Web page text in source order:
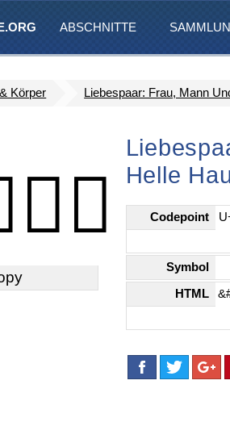
ABSCHNITTE
Körper Liebespaar: Frau, Mann
Helle
Codepoint
Symbol
HTML